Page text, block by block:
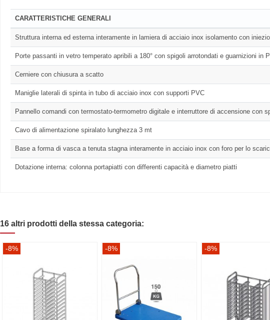
CARATTERISTICHE GENERALI
Struttura interna ed esterna interamente in lamiera di acciaio inox isolamento con
Porte passanti in vetro temperato apribili a 180° con spigoli arrotondati e guarnizioni in
Cerniere con chiusura a scatto
Maniglie laterali di spinta in tubo di acciaio inox con supporti PVC
Pannello comandi con termostato-termometro digitale e interruttore di accensione con
Cavo di alimentazione spiralato lunghezza 3 mt
Base a forma di vasca a tenuta stagna interamente in acciaio inox con foro per lo
Dotazione interna: colonna portapiatti con differenti capacità e diametro piatti
16 altri prodotti della stessa categoria:
-8% -8% -8%